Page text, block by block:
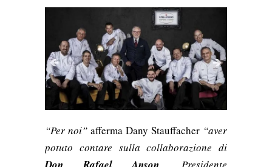
“Per noi” afferma Dany Stauffacher “aver
potuto contare sulla collaborazione di
, Presidente